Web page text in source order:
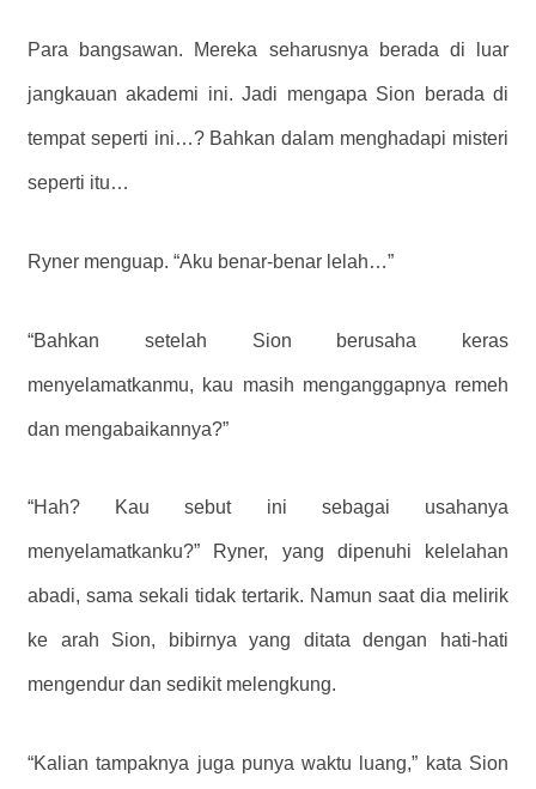
Para bangsawan. Mereka seharusnya berada di luar
jangkauan akademi ini. Jadi mengapa Sion berada di
tempat seperti ini…? Bahkan dalam menghadapi misteri
seperti itu…
Ryner menguap. “Aku benar-benar lelah…”
“Bahkan setelah Sion berusaha keras
menyelamatkanmu, kau masih menganggapnya remeh
dan mengabaikannya?”
“Hah? Kau sebut ini sebagai usahanya
menyelamatkanku?” Ryner, yang dipenuhi kelelahan
abadi, sama sekali tidak tertarik. Namun saat dia melirik
ke arah Sion, bibirnya yang ditata dengan hati-hati
mengendur dan sedikit melengkung.
“Kalian tampaknya juga punya waktu luang,” kata Sion